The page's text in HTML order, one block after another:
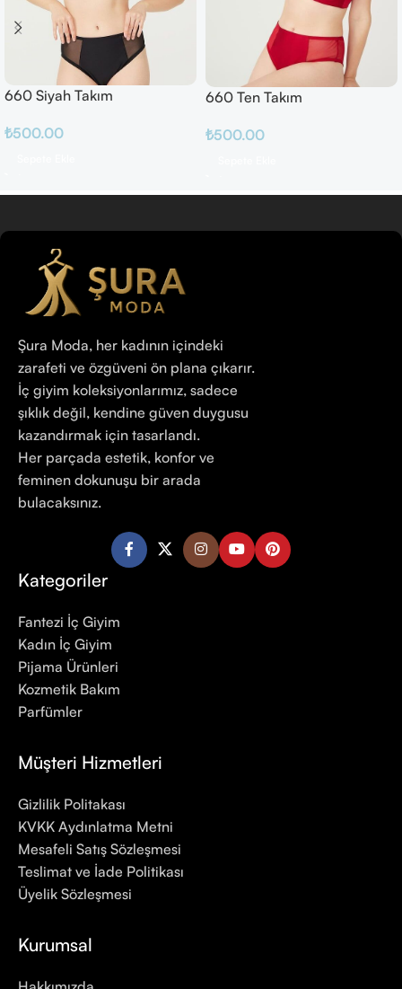
660 Siyah Takım
₺500.00
660 Ten Takım
₺500.00
Şura Moda, her kadının içindeki
zarafeti ve özgüveni ön plana çıkarır.
İç giyim koleksiyonlarımız, sadece
şıklık değil, kendine güven duygusu
kazandırmak için tasarlandı.
Her parçada estetik, konfor ve
feminen dokunuşu bir arada
bulacaksınız.
Kategoriler
Fantezi İç Giyim
Kadın İç Giyim
Pijama Ürünleri
Kozmetik Bakım
Parfümler
Müşteri Hizmetleri
Gizlilik Politakası
KVKK Aydınlatma Metni
Mesafeli Satış Sözleşmesi
Teslimat ve İade Politikası
Üyelik Sözleşmesi
Kurumsal